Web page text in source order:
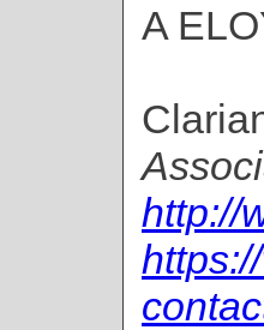
A
http://